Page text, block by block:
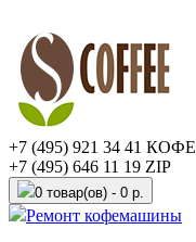
+7 (495) 921 34 41 КОФЕ
+7 (495) 646 11 19 ZIP
0 товар(ов) - 0 р.
Ремонт кофемашины